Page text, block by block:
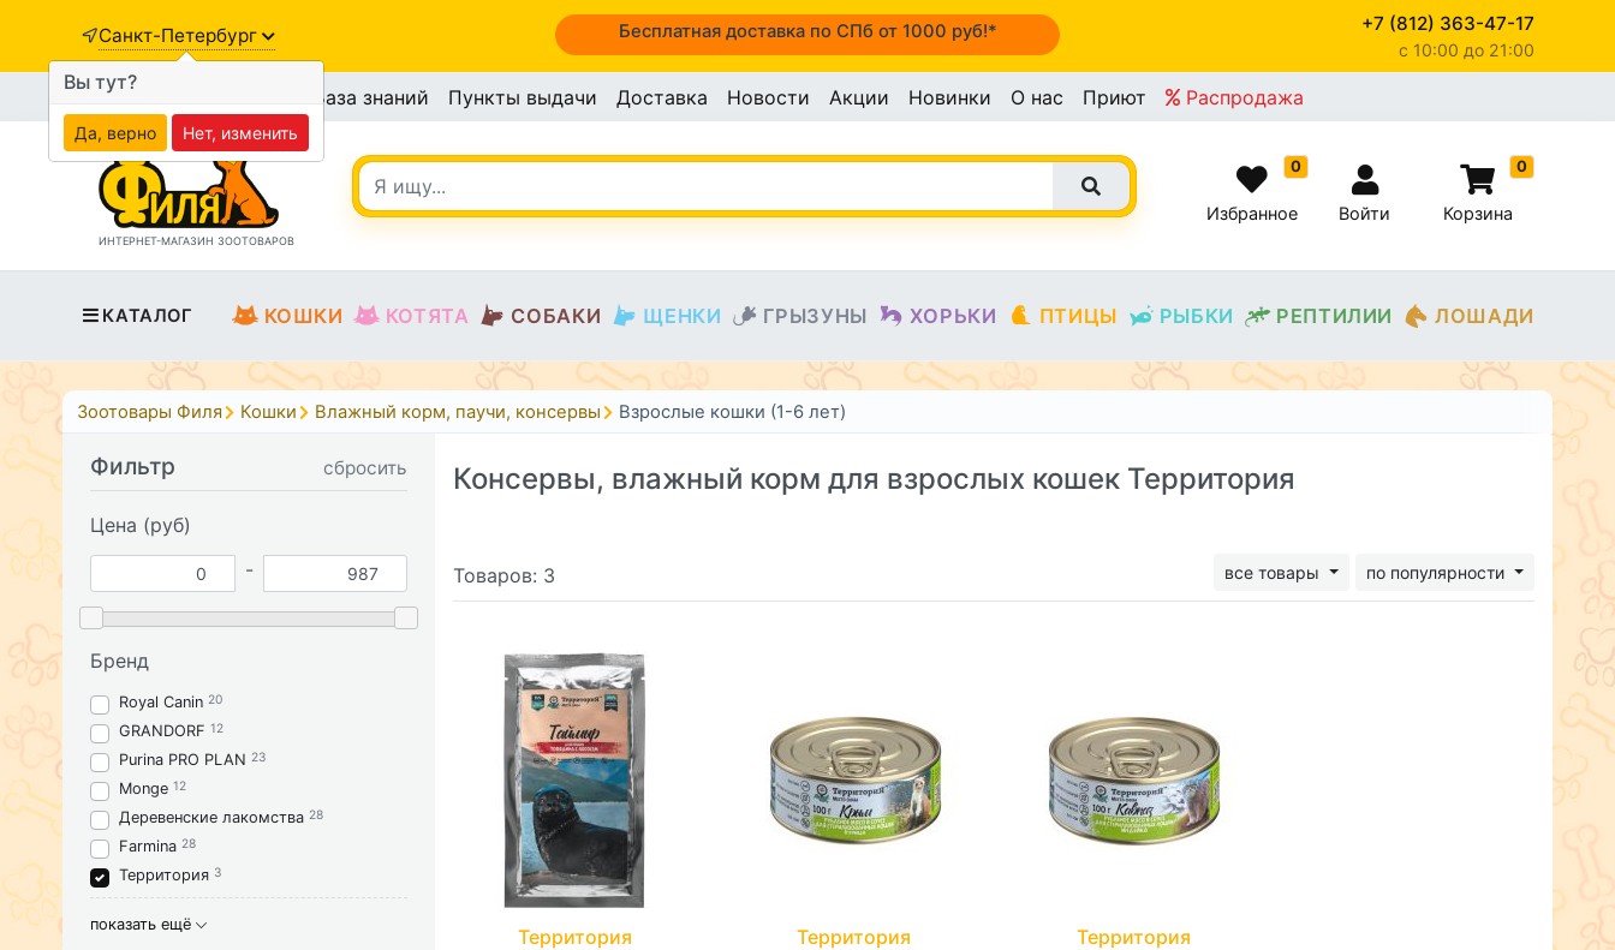
Санкт-Петербург Бесплатная доставка по СПб от 1000 руб!* +7 (812) 363-47-17
c 10:00 до 21:00
База знаний Пункты выдачи Доставка Новости Акции Новинки О нас Приют Распродажа
ИНТЕРНЕТ-МАГАЗИН ЗООТОВАРОВ
0
Избранное Войти
0
Корзина
КАТАЛОГ КОШКИ КОТЯТА СОБАКИ ЩЕНКИ ГРЫЗУНЫ ХОРЬКИ ПТИЦЫ РЫБКИ РЕПТИЛИИ ЛОШАДИ
Зоотовары Филя Кошки Влажный корм, паучи, консервы Взрослые кошки (1-6 лет)
Фильтр сбросить
Цена (руб)
-
Бренд
Royal Canin 20
GRANDORF 12
Purina PRO PLAN 23
Monge 12
Деревенские лакомства 28
Farmina 28
Территория 3
показать ещё
Консервы, влажный корм для взрослых кошек Территория
Товаров: 3 все товары по популярности
Территория Территория Территория
Вы тут?
Да, верно Нет, изменить